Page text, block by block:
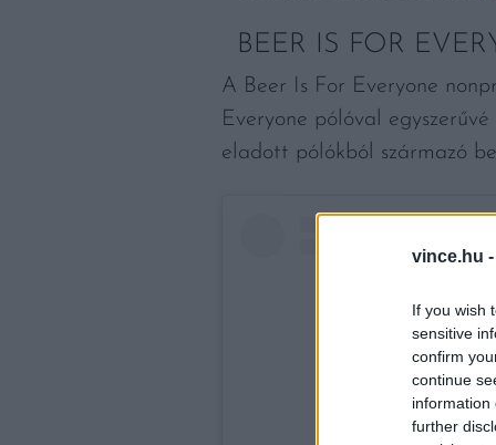
vince.hu -
If you wish
sensitive
confirm
continue
information
further
BEER IS FOR
A Beer Is For Everyone
Everyone pólóval
eladott pólókból származó